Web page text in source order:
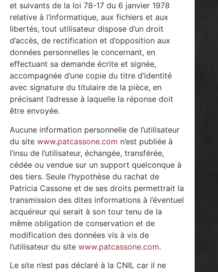
et suivants de la loi 78-17 du 6 janvier 1978
relative à l’informatique, aux fichiers et aux
libertés, tout utilisateur dispose d’un droit
d’accès, de rectification et d’opposition aux
données personnelles le concernant, en
effectuant sa demande écrite et signée,
accompagnée d’une copie du titre d’identité
avec signature du titulaire de la pièce, en
précisant l’adresse à laquelle la réponse doit
être envoyée.
Aucune information personnelle de l’utilisateur
du site www.patcassone.com n’est publiée à
l’insu de l’utilisateur, échangée, transférée,
cédée ou vendue sur un support quelconque à
des tiers. Seule l’hypothèse du rachat de
Patricia Cassone et de ses droits permettrait la
transmission des dites informations à l’éventuel
acquéreur qui serait à son tour tenu de la
même obligation de conservation et de
modification des données vis à vis de
l’utilisateur du site www.patcassone.com.
Le site n’est pas déclaré à la CNIL car il ne